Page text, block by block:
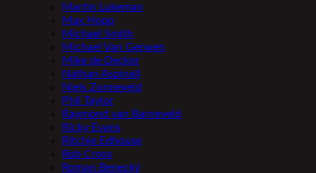
Martin Lukeman
Max Hopp
Michael Smith
Michael Van Gerwen
Mike de Decker
Nathan Aspinall
Niels Zonneveld
Phil Taylor
Raymond van Barneveld
Ricky Evans
Ritchie Edhouse
Rob Cross
Roman Benecký